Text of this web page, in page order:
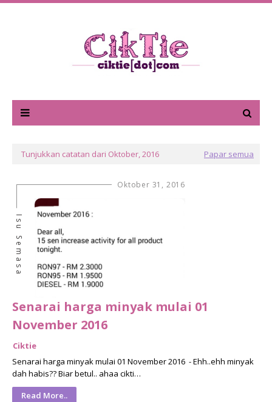
Tunjukkan catatan dari Oktober, 2016 Papar semua
Oktober 31, 2016
Isu Semasa
Senarai harga minyak mulai 01
November 2016
Ciktie
Senarai harga minyak mulai 01 November 2016 - Ehh..ehh minyak
dah habis?? Biar betul.. ahaa cikti…
Read More..